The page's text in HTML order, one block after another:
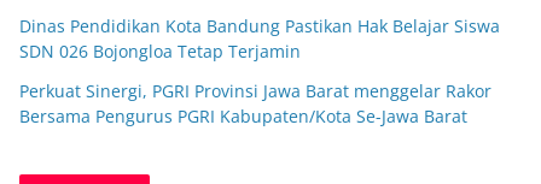
Dinas Pendidikan Kota Bandung Pastikan Hak Belajar Siswa
SDN 026 Bojongloa Tetap Terjamin
Perkuat Sinergi, PGRI Provinsi Jawa Barat menggelar Rakor
Bersama Pengurus PGRI Kabupaten/Kota Se-Jawa Barat